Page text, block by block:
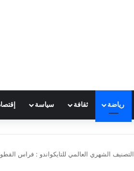
رياضة ثقافة سياسة
التصنيف الشهري العالمي للتايكواندو : فراس